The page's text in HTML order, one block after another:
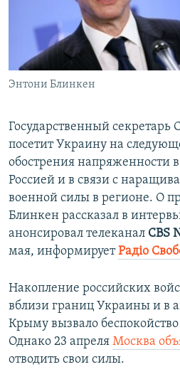
ПОБЕДИТЕЛЕЙ НЕ СУДЯТ?
КРЫМ.НЕПОКОРЕННЫЙ
ELIFBE
УКРАИНСКАЯ ПРОБЛЕМА КРЫМА
ПРИСОЕДИНЯЙТЕСЬ!
Энтони Блинкен
Государственный
посетит Украину на
обострения напряженности
Россией и в связи с
военной силы в регионе. О
Блинкен рассказал в
анонсировал телеканал CBS
мая, информируетРадіо
Накопление российских
вблизи границ Украины и в
Крыму вызвало
Однако 23 апреля Москва
отводить свои силы.